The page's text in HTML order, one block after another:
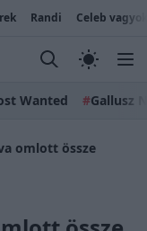
Randi Celeb
Wanted #Gallusz
omlott össze